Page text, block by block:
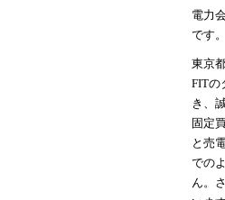
電力
です。
東京
FITの
き、
固定
と売
での
ん。